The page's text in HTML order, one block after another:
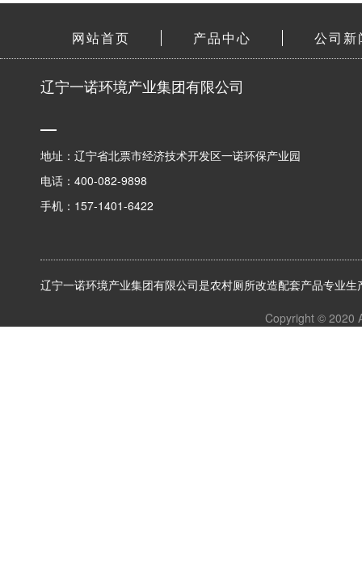
网站首页 产品中心 公司新
辽宁一诺环境产业集团有限公司
地址：辽宁省北票市经济技术开发区一诺环保产业园
电话：400-082-9898
手机：157-1401-6422
辽宁一诺环境产业集团有限公司是农村厕所改造配套产品专业生
Copyright © 2020